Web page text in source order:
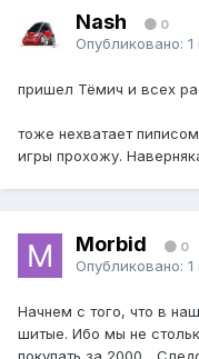
Nash 0
Опубликовано:
пришел Тёмич и всех
тоже нехватает
игры прохожу.
Morbid 0
Опубликовано:
Начнем с того, что в
шитые. Ибо мы не